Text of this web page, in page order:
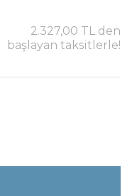
2.327,00 TL den
başlayan taksitlerle!